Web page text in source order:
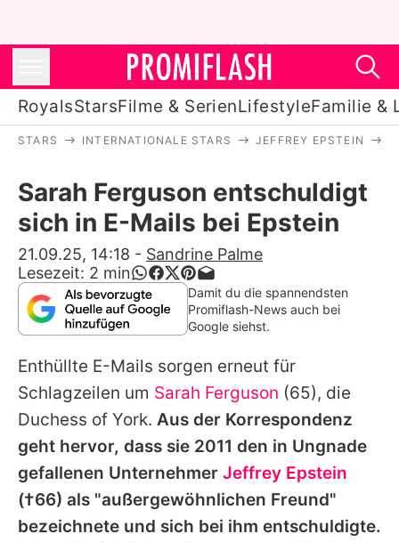
RoyalsStarsFilme & SerienLifestyleFamilie &
Stars
Filme & Serien
Lifestyle
Familie & Liebe
Alle Themen auf Promiflash
Jobs
App runterladen
Team
STARS INTERNATIONALE STARS JEFFREY EPSTEIN
Sarah Ferguson entschuldigt
sich in E-Mails bei Epstein
21.09.25, 14:18 - Sandrine Palme
Lesezeit: 2 min
Damit du die spannendsten
Promiflash-News auch bei
Google siehst.
Enthüllte E-Mails sorgen erneut für
Schlagzeilen um Sarah Ferguson (65), die
Duchess of York. Aus der Korrespondenz
geht hervor, dass sie 2011 den in Ungnade
gefallenen Unternehmer Jeffrey Epstein
(†66) als "außergewöhnlichen Freund"
bezeichnete und sich bei ihm entschuldigte.